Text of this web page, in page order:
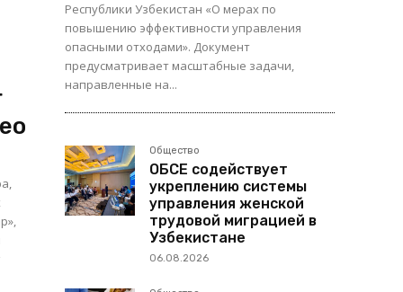
Республики Узбекистан «О мерах по
повышению эффективности управления
опасными отходами». Документ
предусматривает масштабные задачи,
направленные на...
Общество
ОБСЕ содействует
укреплению системы
управления женской
трудовой миграцией в
Узбекистане
06.08.2026